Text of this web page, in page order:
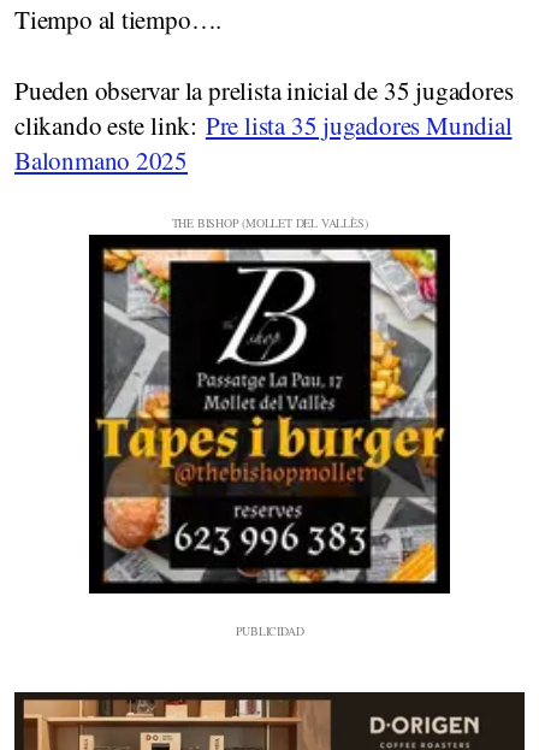
Tiempo al tiempo….
Pueden observar la prelista inicial de 35 jugadores
clikando este link: Pre lista 35 jugadores Mundial
Balonmano 2025